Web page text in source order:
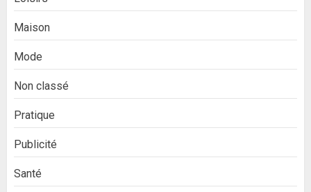
Maison
Mode
Non classé
Pratique
Publicité
Santé